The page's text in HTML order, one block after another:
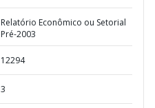
Relatório Econômico ou Setorial
Pré-2003
12294
3